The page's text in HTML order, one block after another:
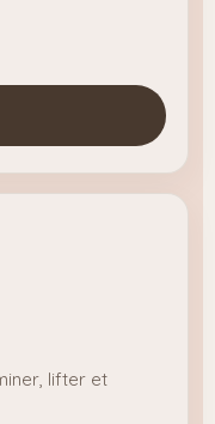
lifter et